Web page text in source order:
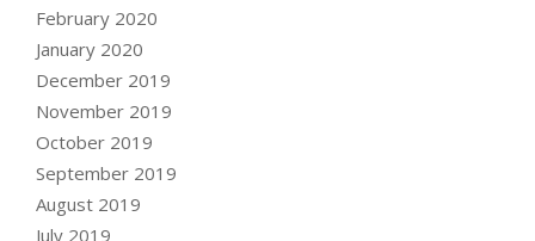
February 2020
January 2020
December 2019
November 2019
October 2019
September 2019
August 2019
July 2019